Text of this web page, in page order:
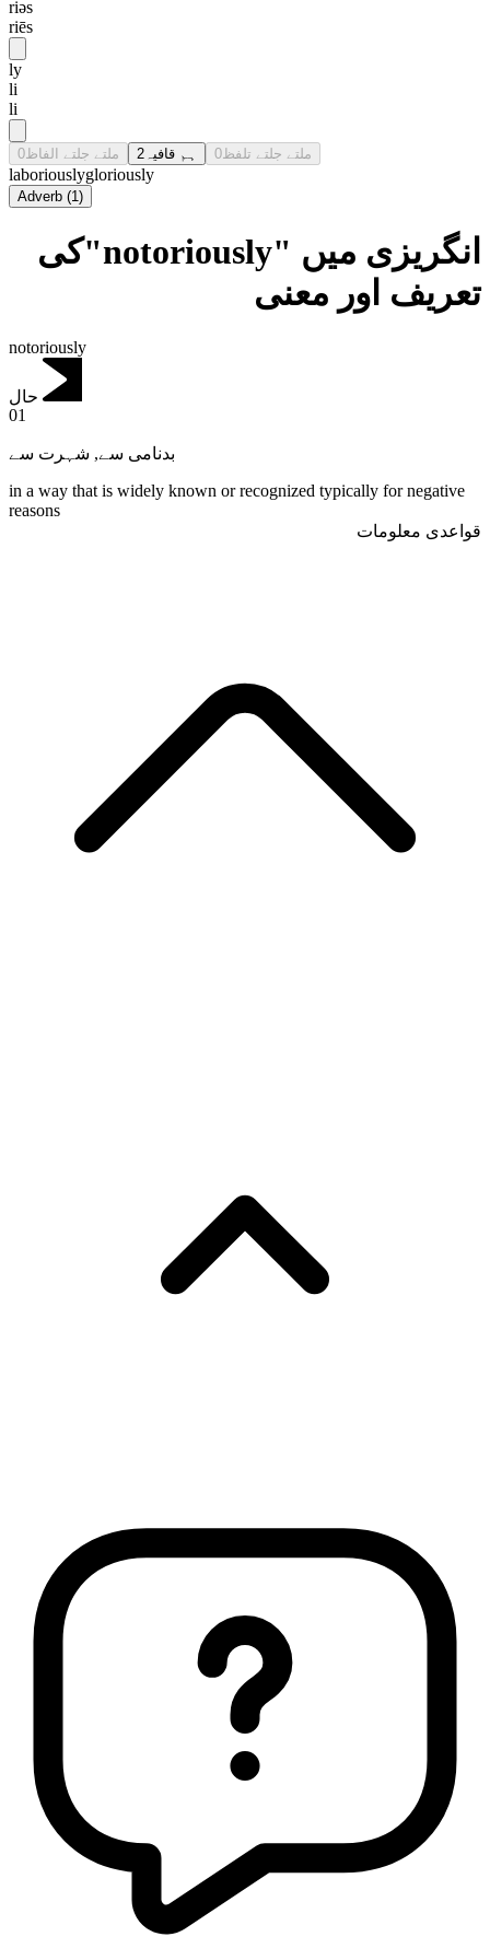
riəs
riēs
ly
li
li
ملتے جلتے الفاظ 0 ہم قافیہ 2 ملتے جلتے تلفظ 0
laboriouslygloriously
Adverb (1)
انگریزی میں "notoriously"کی
تعریف اور معنی
notoriously
حال
01
بدنامی سے, شہرت سے
in a way that is widely known or recognized typically for negative
reasons
قواعدی معلومات